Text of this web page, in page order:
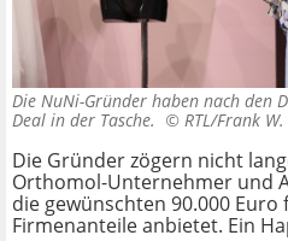
Die NuNi-Gründer haben nach den
Deal in der Tasche. © RTL/Frank
Die Gründer zögern nicht
Orthomol-Unternehmer und
die gewünschten 90.000
Firmenanteile anbietet. Ein